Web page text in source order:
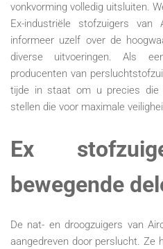
vonkvorming volledig uitsluiten.
Ex-industriële stofzuigers
informeer uzelf over de
diverse uitvoeringen. Als
producenten van
tijde in staat om u precies die
stellen die voor maximale
Ex
bewegende
De nat- en droogzuigers van
aangedreven door perslucht. Ze